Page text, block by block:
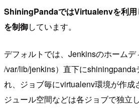
ShiningPandaではVirtualenvを利
を制御しています。
デフォルトでは、Jenkinsのホームデ
/var/lib/jenkins）直下にshiningpanda
れ、ジョブ毎にvirtualenv環境が作成
ジュール空間などは各ジョブで独立